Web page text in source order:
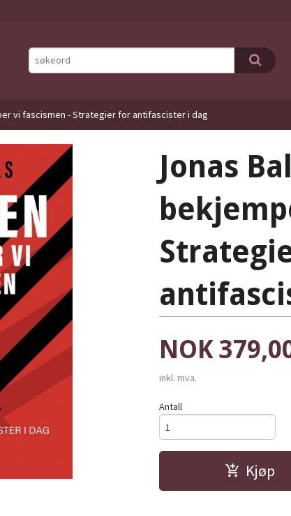
vi fascismen - Strategier for antifascister i dag
Jonas
Pris
NOK
inkl. mva.
Antall
Kjøp